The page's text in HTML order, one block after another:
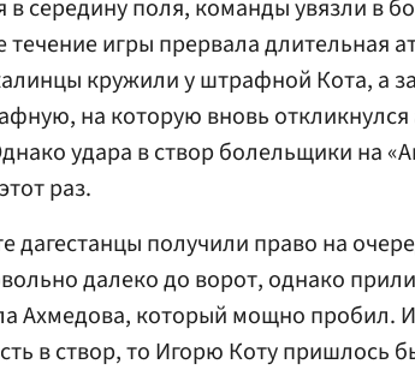
в середину поля, команды увязли в
течение игры прервала длительная
кружили у штрафной Кота, а
на которую вновь
удара в створ болельщики на
раз.
дагестанцы получили право на
далеко до ворот, однако
Ахмедова, который мощно пробил.
в створ, то Игорю Коту пришлось